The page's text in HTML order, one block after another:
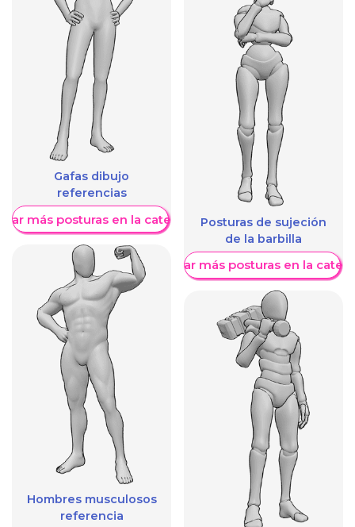
Gafas dibujo
referencias
más posturas en la categoría
Hombres musculosos
referencia
Posturas de sujeción
de la barbilla
Mostrar más posturas en la